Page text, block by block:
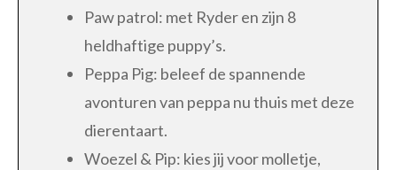
Paw patrol: met Ryder en zijn 8
heldhaftige puppy’s.
Peppa Pig: beleef de spannende
avonturen van peppa nu thuis met deze
dierentaart.
Woezel & Pip: kies jij voor molletje,